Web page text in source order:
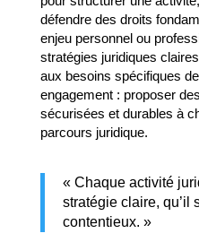
défendre des droits
enjeu personnel ou
stratégies juridiques
aux besoins spécifiques
engagement : proposer
sécurisées et durables à
parcours juridique.
« Chaque activité
stratégie claire, qu’il
contentieux. »